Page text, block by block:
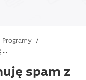
Programy /
spam z